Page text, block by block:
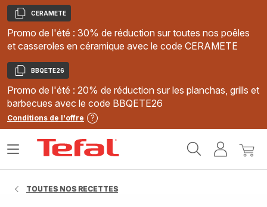
Copier
CERAMETE
Promo de l'été : 30% de réduction sur toutes nos poêles
et casseroles en céramique avec le code CERAMETE
Copier
BBQETE26
Promo de l'été : 20% de réduction sur les planchas, grills et
barbecues avec le code BBQETE26
Conditions de l'offre
MonMon
Ouvrir
TOUTES NOS RECETTES